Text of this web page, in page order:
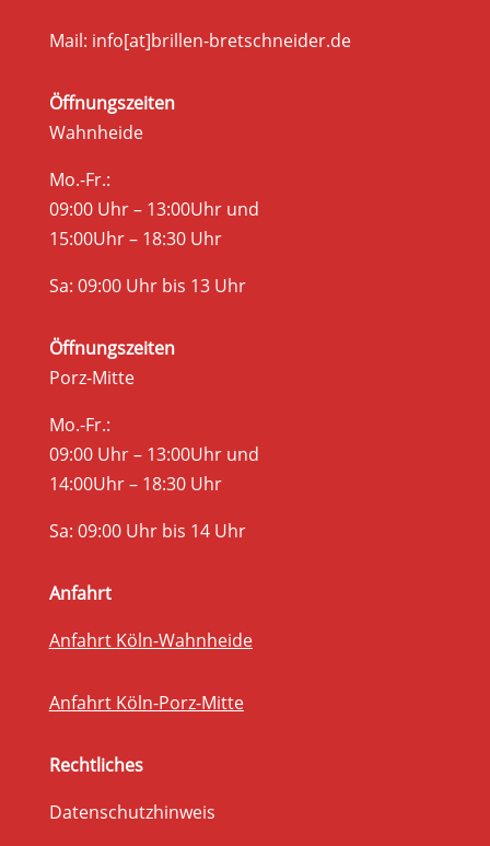
Mail: info[at]brillen-bretschneider.de
Öffnungszeiten
Wahnheide
Mo.-Fr.:
09:00 Uhr – 13:00Uhr und
15:00Uhr – 18:30 Uhr
Sa: 09:00 Uhr bis 13 Uhr
Öffnungszeiten
Porz-Mitte
Mo.-Fr.:
09:00 Uhr – 13:00Uhr und
14:00Uhr – 18:30 Uhr
Sa: 09:00 Uhr bis 14 Uhr
Anfahrt
Anfahrt Köln-Wahnheide
Anfahrt Köln-Porz-Mitte
Rechtliches
Datenschutzhinweis